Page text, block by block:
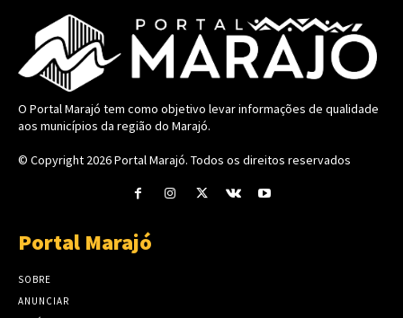
O Portal Marajó tem como objetivo levar informações de qualidade
aos municípios da região do Marajó.
© Copyright 2026Portal Marajó. Todos os direitos reservados
Portal Marajó
SOBRE
ANUNCIAR